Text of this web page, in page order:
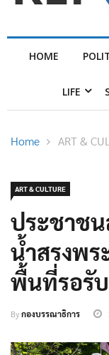
HOME
LIFE
Home ART &
ART & CULTURE
ประชาช
น้ำสรงพ
พื้นที่รอรั
Byกองบรรณาธิการ